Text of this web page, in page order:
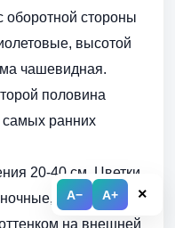
A− A+ ×
оборотной стороны
высотой
чашевидная.
половина
самых ранних
20-40 см. Цветки
желтого
на внешней